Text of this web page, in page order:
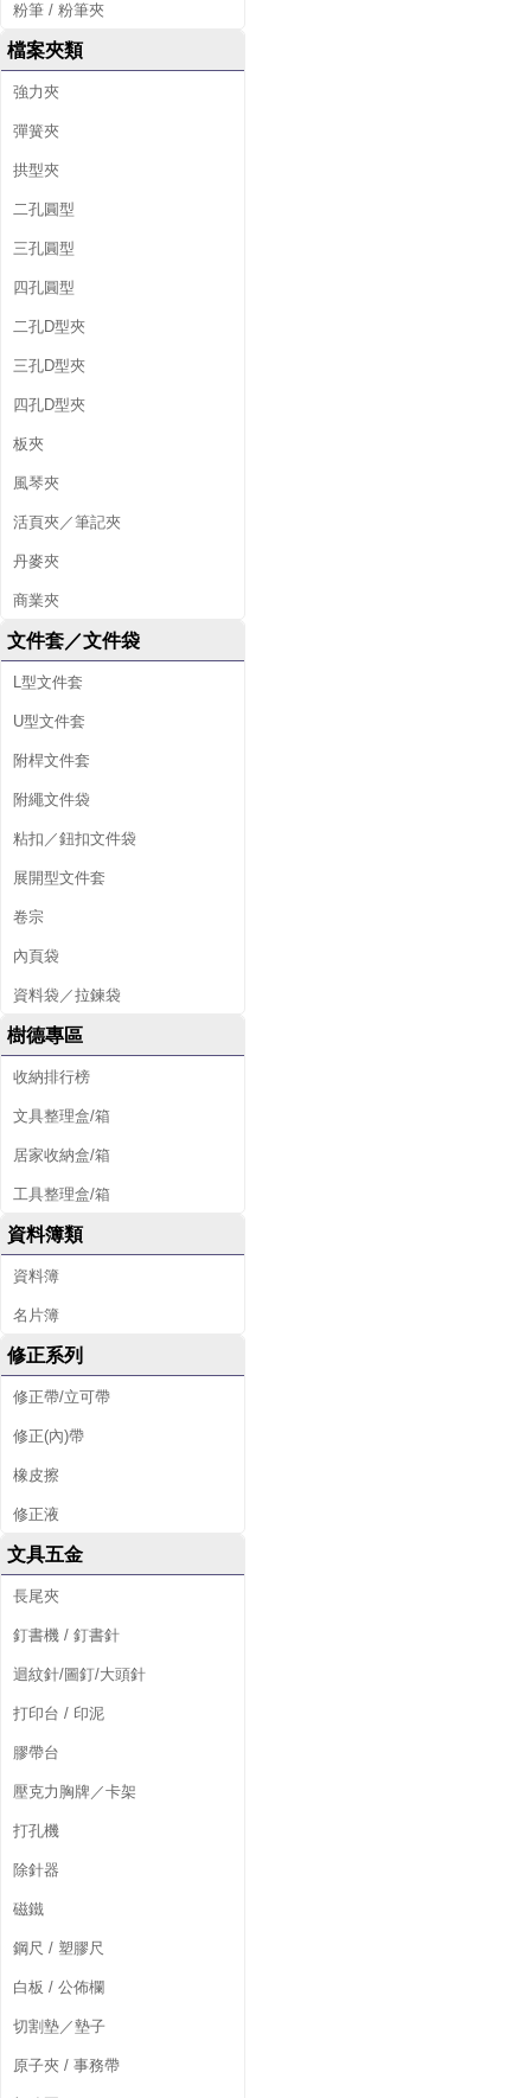
粉筆 / 粉筆夾
檔案夾類
強力夾
彈簧夾
拱型夾
二孔圓型
三孔圓型
四孔圓型
二孔D型夾
三孔D型夾
四孔D型夾
板夾
風琴夾
活頁夾／筆記夾
丹麥夾
商業夾
文件套／文件袋
L型文件套
U型文件套
附桿文件套
附繩文件袋
粘扣／鈕扣文件袋
展開型文件套
卷宗
內頁袋
資料袋／拉鍊袋
樹德專區
收納排行榜
文具整理盒/箱
居家收納盒/箱
工具整理盒/箱
資料簿類
資料簿
名片簿
修正系列
修正帶/立可帶
修正(內)帶
橡皮擦
修正液
文具五金
長尾夾
釘書機 / 釘書針
迴紋針/圖釘/大頭針
打印台 / 印泥
膠帶台
壓克力胸牌／卡架
打孔機
除針器
磁鐵
鋼尺 / 塑膠尺
白板 / 公佈欄
切割墊／墊子
原子夾 / 事務帶